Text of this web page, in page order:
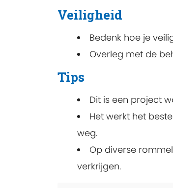
Veiligheid
Bedenk hoe je
Overleg met de
Tips
Dit is een project
Het werkt het
weg.
Op diverse
verkrijgen.